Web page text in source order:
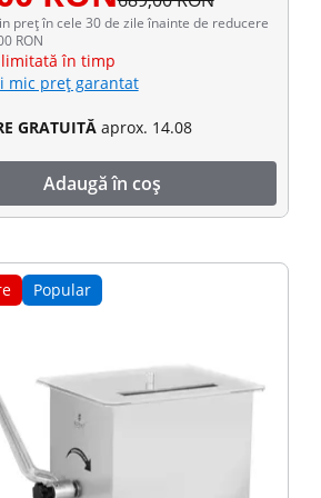
preț în cele 30 de zile înainte de reducere
RON
în timp
mic preț garantat
GRATUITĂ aprox. 14.08
Adaugă în coș
Popular